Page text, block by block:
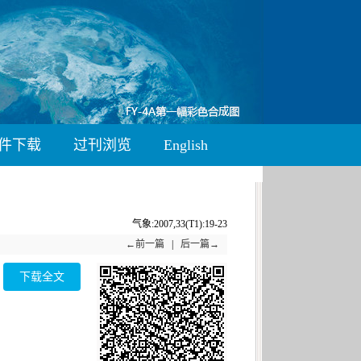
下载 过刊浏览 English
气象:2007,33(T1):19-23
←前一篇 后一篇→
下载全文